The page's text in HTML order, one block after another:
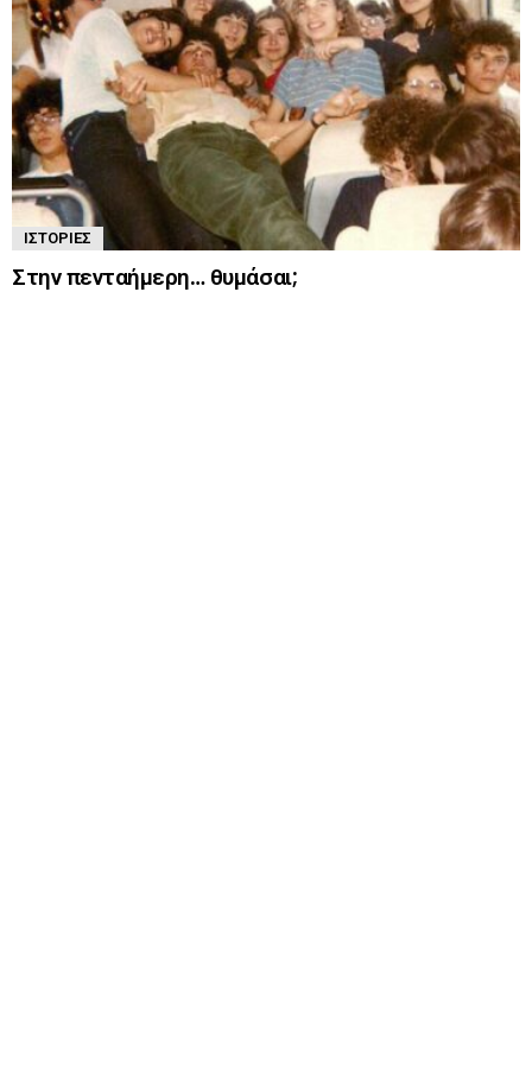
ΙΣΤΟΡΊΕΣ
Στην πενταήμερη… θυμάσαι;